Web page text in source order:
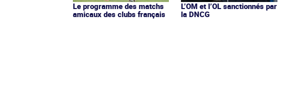
Le programme des matchs
amicaux des clubs français
L’OM et l’OL sanctionnés par
la DNCG